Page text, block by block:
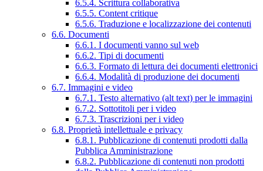
6.5.4. Scrittura collaborativa
6.5.5. Content critique
6.5.6. Traduzione e localizzazione dei contenuti
6.6. Documenti
6.6.1. I documenti vanno sul web
6.6.2. Tipi di documenti
6.6.3. Formato di lettura dei documenti elettronici
6.6.4. Modalità di produzione dei documenti
6.7. Immagini e video
6.7.1. Testo alternativo (alt text) per le immagini
6.7.2. Sottotitoli per i video
6.7.3. Trascrizioni per i video
6.8. Proprietà intellettuale e privacy
6.8.1. Pubblicazione di contenuti prodotti dalla
Pubblica Amministrazione
6.8.2. Pubblicazione di contenuti non prodotti